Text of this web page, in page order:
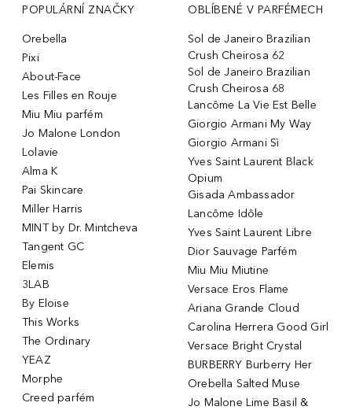
POPULÁRNÍ ZNAČKY
Orebella
Pixi
About-Face
Les Filles en Rouje
Miu Miu parfém
Jo Malone London
Lolavie
Alma K
Pai Skincare
Miller Harris
MINT by Dr. Mintcheva
Tangent GC
Elemis
3LAB
By Eloise
This Works
The Ordinary
YEAZ
Morphe
Creed parfém
OBLÍBENÉ V PARFÉMECH
Sol de Janeiro Brazilian
Crush Cheirosa 62
Sol de Janeiro Brazilian
Crush Cheirosa 68
Lancôme La Vie Est Belle
Giorgio Armani My Way
Giorgio Armani Sì
Yves Saint Laurent Black
Opium
Gisada Ambassador
Lancôme Idôle
Yves Saint Laurent Libre
Dior Sauvage Parfém
Miu Miu Miutine
Versace Eros Flame
Ariana Grande Cloud
Carolina Herrera Good Girl
Versace Bright Crystal
BURBERRY Burberry Her
Orebella Salted Muse
Jo Malone Lime Basil &